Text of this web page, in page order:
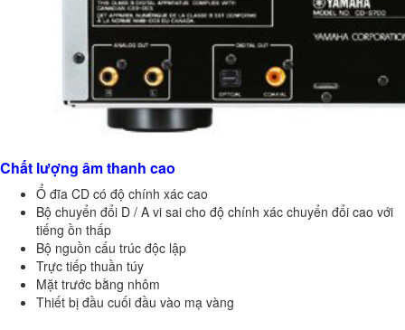
Chất lượng âm thanh cao
Ổ đĩa CD có độ chính xác cao
Bộ chuyển đổi D / A vi sai cho độ chính xác chuyển đổi cao với
tiếng ồn thấp
Bộ nguồn cấu trúc độc lập
Trực tiếp thuần túy
Mặt trước bằng nhôm
Thiết bị đầu cuối đầu vào mạ vàng